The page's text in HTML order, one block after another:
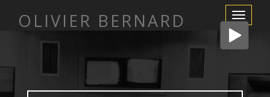
Afficher/
la
navigation
OLIVIER BERNARD